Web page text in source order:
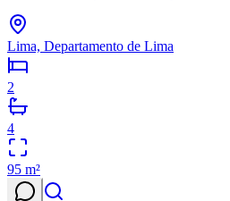
Lima, Departamento de Lima
2
4
95 m²